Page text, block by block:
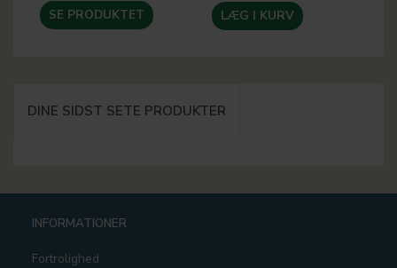
SE PRODUKTET LÆG I KURV
DINE SIDST SETE PRODUKTER
INFORMATIONER
Fortrolighed